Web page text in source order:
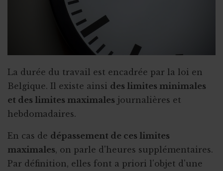
La durée du travail est encadrée par la loi en
Belgique. Il existe ainsi des limites minimales
et des limites maximales journalières et
hebdomadaires.
En cas de dépassement de ces limites
maximales, on parle d'heures supplémentaires.
Par définition, elles font a priori l'objet d'une